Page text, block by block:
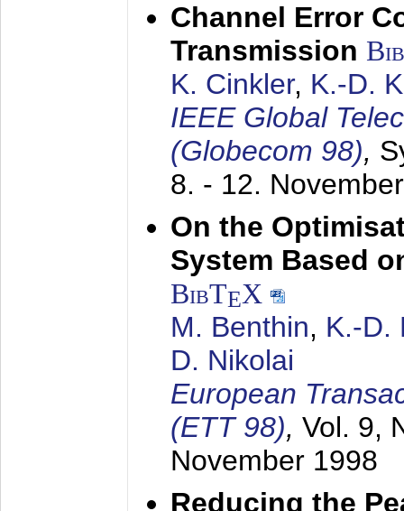
Channel Error
Transmission
K. Cinkler, K.-D.
IEEE Global
(Globecom 98),
8. - 12.
On the
System Based
BibTEX
M. Benthin, K.-D.
D. Nikolai
European
(ETT 98), Vol. 9,
November 1998
Reducing the